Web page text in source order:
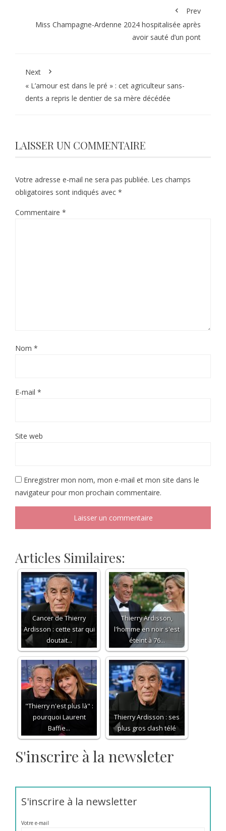
Prev
Miss Champagne-Ardenne 2024 hospitalisée après
avoir sauté d’un pont
Next
« L’amour est dans le pré » : cet agriculteur sans-
dents a repris le dentier de sa mère décédée
LAISSER UN COMMENTAIRE
Votre adresse e-mail ne sera pas publiée. Les champs
obligatoires sont indiqués avec *
Commentaire *
Nom *
E-mail *
Site web
Enregistrer mon nom, mon e-mail et mon site dans le
navigateur pour mon prochain commentaire.
Articles Similaires:
Cancer de Thierry
Ardisson : cette star qui
doutait…
Thierry Ardisson,
l'homme en noir s'est
éteint à 76…
"Thierry n'est plus là" :
pourquoi Laurent
Baffie…
Thierry Ardisson : ses
plus gros clash télé
S'inscrire à la newsleter
S'inscrire à la newsletter
Votre e-mail